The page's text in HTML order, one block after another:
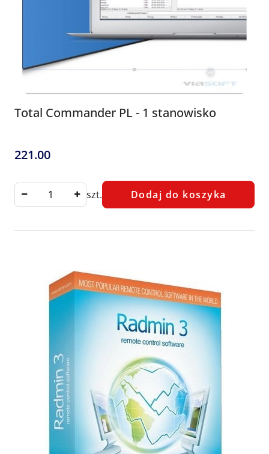
Total Commander PL - 1 stanowisko
Cena:
221.00
szt. Dodaj do koszyka